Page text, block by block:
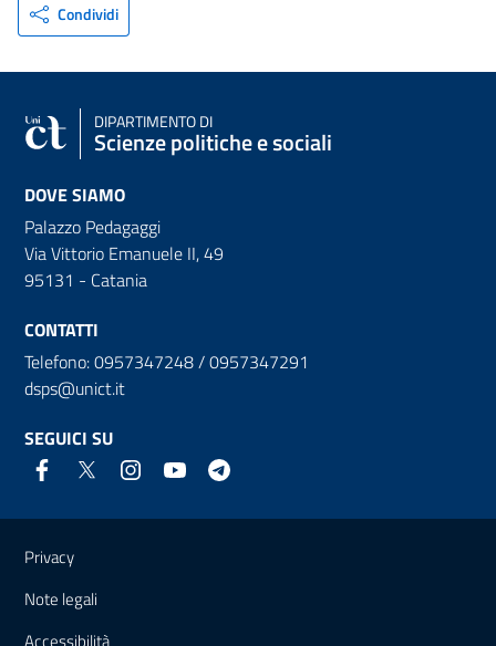
Condividi
DIPARTIMENTO DI
Scienze politiche e sociali
DOVE SIAMO
Palazzo Pedagaggi
Via Vittorio Emanuele II, 49
95131 - Catania
CONTATTI
Telefono: 0957347248 / 0957347291
dsps@unict.it
SEGUICI SU
Link e informazioni utili
Privacy
Note legali
Accessibilità